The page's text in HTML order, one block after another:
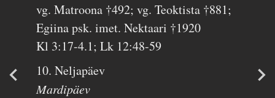
vg. Matroona †492; vg. Teoktista †881;
Egiina psk. imet. Nektaari †1920
Kl 3:17-4.1; Lk 12:48-59
10. Neljapäev
Mardipäev